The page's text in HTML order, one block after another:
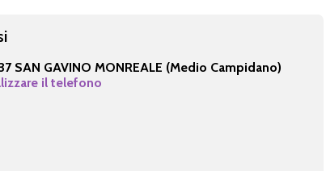
SAN GAVINO MONREALE (Medio Campidano)
il telefono